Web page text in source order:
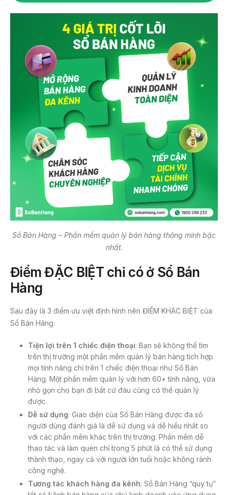
Sổ Bán Hàng – Phần mềm quản lý bán hàng thông minh bậc
nhất.
Điểm ĐẶC BIỆT chỉ có ở Sổ Bán
Hàng
Sau đây là 3 điểm ưu việt định hình nên ĐIỂM KHÁC BIỆT của
Sổ Bán Hàng:
Tiện lợi trên 1 chiếc điện thoại: Bạn sẽ không thể tìm
trên thị trường một phần mềm quản lý bán hàng tích hợp
mọi tính năng chỉ trên 1 chiếc điện thoại như Sổ Bán
Hàng. Một phần mềm quản lý với hơn 60+ tính năng, vừa
nhỏ gọn cho bạn đi bất cứ đâu cũng có thể quản lý
được.
Dễ sử dụng: Giao diện của Sổ Bán Hàng được đa số
người dùng đánh giá là dễ sử dụng và dễ hiểu nhất so
với các phần mềm khác trên thị trường. Phần mềm dễ
thao tác và làm quen chỉ trong 5 phút là có thể sử dụng
thành thạo, ngay cả với người lớn tuổi hoặc không rành
công nghệ.
Tương tác khách hàng đa kênh: Sổ Bán Hàng “quy tụ”